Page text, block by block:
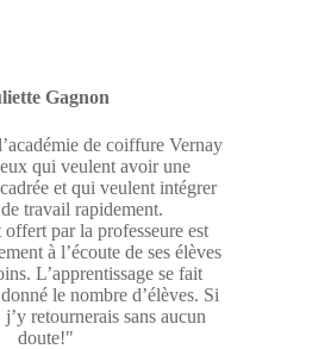
Gagnon
de coiffure Vernay
qui veulent avoir une
et qui veulent intégrer
travail rapidement.
offert par la professeure est
à l’écoute de ses élèves
L’apprentissage se fait
le nombre d’élèves. Si
j’y retournerais sans aucun
doute!"